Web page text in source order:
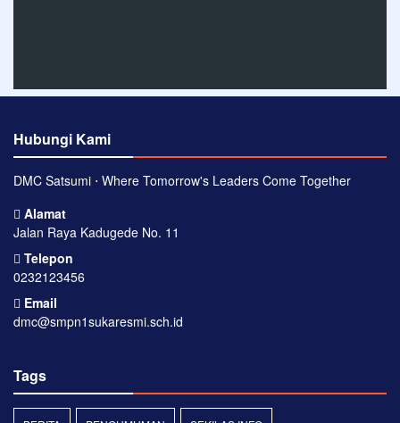
Hubungi Kami
DMC Satsumi ⋅ Where Tomorrow's Leaders Come Together
Alamat
Jalan Raya Kadugede No. 11
Telepon
0232123456
Email
dmc@smpn1sukaresmi.sch.id
Tags